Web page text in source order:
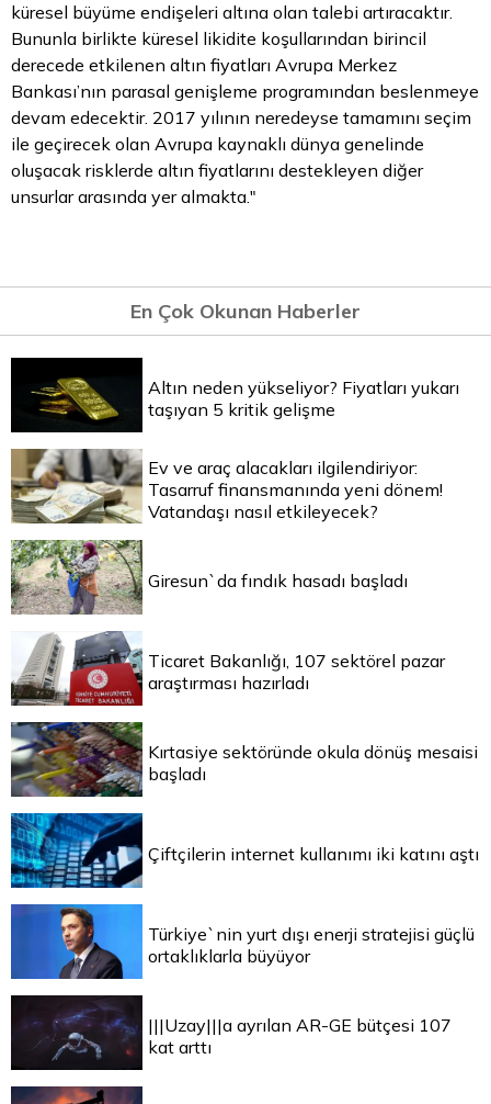
küresel büyüme endişeleri altına olan talebi artıracaktır.
Bununla birlikte küresel likidite koşullarından birincil
derecede etkilenen altın fiyatları Avrupa Merkez
Bankası’nın parasal genişleme programından beslenmeye
devam edecektir. 2017 yılının neredeyse tamamını seçim
ile geçirecek olan Avrupa kaynaklı dünya genelinde
oluşacak risklerde altın fiyatlarını destekleyen diğer
unsurlar arasında yer almakta."
En Çok Okunan Haberler
Altın neden yükseliyor? Fiyatları yukarı
taşıyan 5 kritik gelişme
Ev ve araç alacakları ilgilendiriyor:
Tasarruf finansmanında yeni dönem!
Vatandaşı nasıl etkileyecek?
Giresun`da fındık hasadı başladı
Ticaret Bakanlığı, 107 sektörel pazar
araştırması hazırladı
Kırtasiye sektöründe okula dönüş mesaisi
başladı
Çiftçilerin internet kullanımı iki katını aştı
Türkiye`nin yurt dışı enerji stratejisi güçlü
ortaklıklarla büyüyor
|||Uzay|||a ayrılan AR-GE bütçesi 107
kat arttı